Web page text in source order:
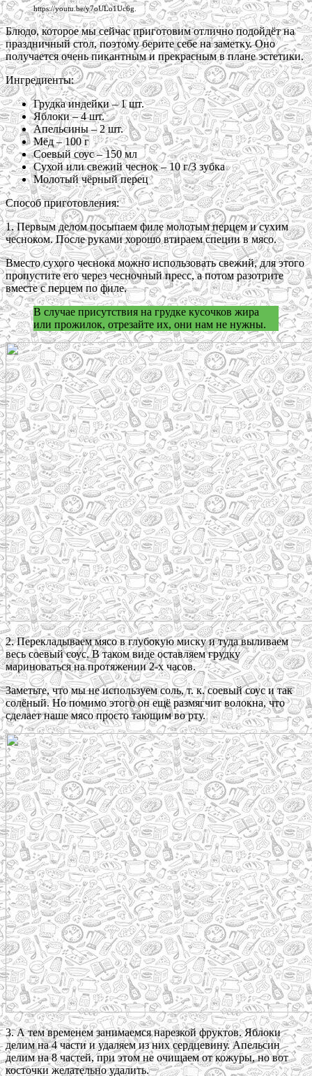
https://youtu.be/y7oULo1Uc6g.
Блюдо, которое мы сейчас приготовим отлично подойдёт на
праздничный стол, поэтому берите себе на заметку. Оно
получается очень пикантным и прекрасным в плане эстетики.
Ингредиенты:
Грудка индейки – 1 шт.
Яблоки – 4 шт.
Апельсины – 2 шт.
Мёд – 100 г
Соевый соус – 150 мл
Сухой или свежий чеснок – 10 г/3 зубка
Молотый чёрный перец
Способ приготовления:
1. Первым делом посыпаем филе молотым перцем и сухим
чесноком. После руками хорошо втираем специи в мясо.
Вместо сухого чеснока можно использовать свежий, для этого
пропустите его через чесночный пресс, а потом разотрите
вместе с перцем по филе.
В случае присутствия на грудке кусочков жира
или прожилок, отрезайте их, они нам не нужны.
2. Перекладываем мясо в глубокую миску и туда выливаем
весь соевый соус. В таком виде оставляем грудку
мариноваться на протяжении 2-х часов.
Заметьте, что мы не используем соль, т. к. соевый соус и так
солёный. Но помимо этого он ещё размягчит волокна, что
сделает наше мясо просто тающим во рту.
3. А тем временем занимаемся нарезкой фруктов. Яблоки
делим на 4 части и удаляем из них сердцевину. Апельсин
делим на 8 частей, при этом не очищаем от кожуры, но вот
косточки желательно удалить.